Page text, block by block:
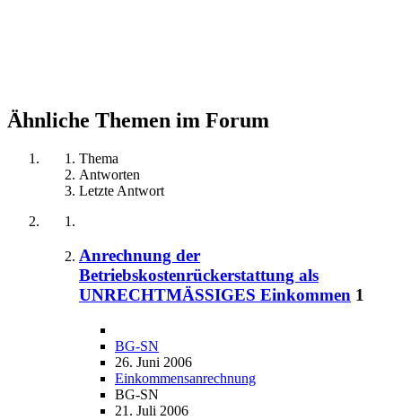
Ähnliche Themen im Forum
Thema
Antworten
Letzte Antwort
Anrechnung der
Betriebskostenrückerstattung als
UNRECHTMÄSSIGES Einkommen 1
BG-SN
26. Juni 2006
Einkommensanrechnung
BG-SN
21. Juli 2006